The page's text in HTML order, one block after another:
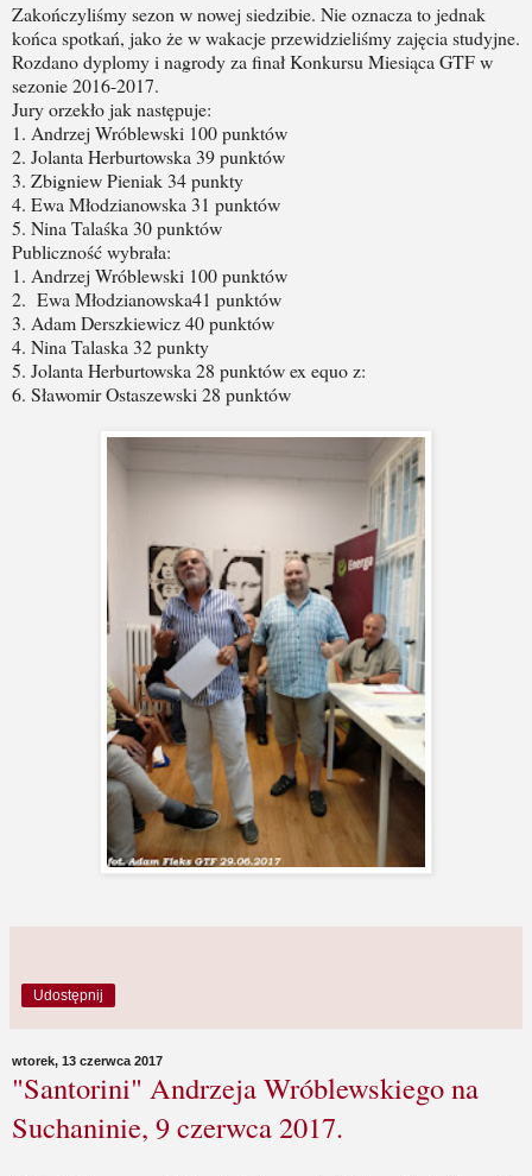
Zakończyliśmy sezon w nowej siedzibie. Nie oznacza to jednak
końca spotkań, jako że w wakacje przewidzieliśmy zajęcia studyjne.
Rozdano dyplomy i nagrody za finał Konkursu Miesiąca GTF w
sezonie 2016-2017.
Jury orzekło jak następuje:
1. Andrzej Wróblewski 100 punktów
2. Jolanta Herburtowska 39 punktów
3. Zbigniew Pieniak 34 punkty
4. Ewa Młodzianowska 31 punktów
5. Nina Talaśka 30 punktów
Publiczność wybrała:
1. Andrzej Wróblewski 100 punktów
2. Ewa Młodzianowska41 punktów
3. Adam Derszkiewicz 40 punktów
4. Nina Talaska 32 punkty
5. Jolanta Herburtowska 28 punktów ex equo z:
6. Sławomir Ostaszewski 28 punktów
Udostępnij
wtorek, 13 czerwca 2017
"Santorini" Andrzeja Wróblewskiego na
Suchaninie, 9 czerwca 2017.